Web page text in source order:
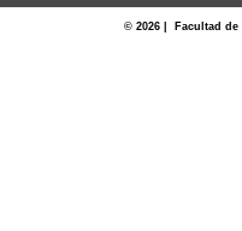
© 2026 | Facultad de